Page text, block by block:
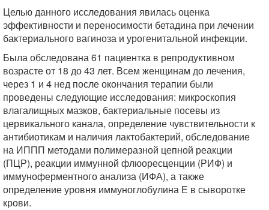
Целью данного исследования явилась оценка
эффективности и переносимости бетадина при лечении
бактериального вагиноза и урогенитальной инфекции.
Была обследована 61 пациентка в репродуктивном
возрасте от 18 до 43 лет. Всем женщинам до лечения,
через 1 и 4 нед после окончания терапии были
проведены следующие исследования: микроскопия
влагалищных мазков, бактериальные посевы из
цервикального канала, определение чувствительности к
антибиотикам и наличия лактобактерий, обследование
на ИППП методами полимеразной цепной реакции
(ПЦР), реакции иммунной флюоресценции (РИФ) и
иммуноферментного анализа (ИФА), а также
определение уровня иммуноглобулина Е в сыворотке
крови.